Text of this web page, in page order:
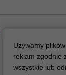
Używamy
reklam zgodnie
wszystkie lub